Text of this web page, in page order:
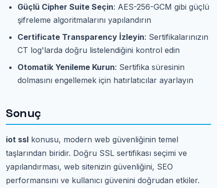
Güçlü Cipher Suite Seçin: AES-256-GCM gibi güçlü
şifreleme algoritmalarını yapılandırın
Certificate Transparency İzleyin: Sertifikalarınızın
CT log'larda doğru listelendiğini kontrol edin
Otomatik Yenileme Kurun: Sertifika süresinin
dolmasını engellemek için hatırlatıcılar ayarlayın
Sonuç
iot ssl konusu, modern web güvenliğinin temel
taşlarından biridir. Doğru SSL sertifikası seçimi ve
yapılandırması, web sitenizin güvenliğini, SEO
performansını ve kullanıcı güvenini doğrudan etkiler.